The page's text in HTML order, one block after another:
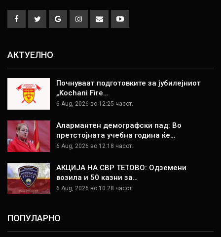
АКТУЕЛНО
Почнуваат подготовките за јубилејниот
„Kochani Fire…
6 Aug, 2026 во 12:25 часот.
Алармантен демографски пад: Во
претстојната учебна година ќе…
6 Aug, 2026 во 12:18 часот.
АКЦИЈА НА СВР ТЕТОВО: Одземени
возила и 50 казни за…
6 Aug, 2026 во 10:28 часот.
ПОПУЛАРНО